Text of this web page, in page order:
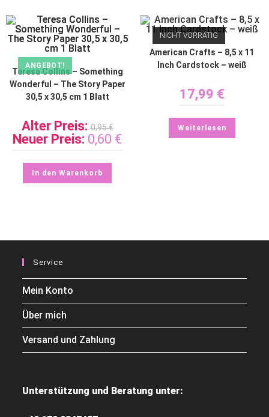
ANGEBOT!
Teresa Collins – Something
Wonderful – The Story Paper
30,5 x 30,5 cm 1 Blatt
Alter Preis: 0,95€
Neuer Preis: 0,60 €
In den Warenkorb
NICHT VORRÄTIG
American Crafts – 8,5 x 11
Inch Cardstock – weiß
17,99 €
Weiterlesen
Service
Mein Konto
Über mich
Versand und Zahlung
Unterstützung und Beratung unter: